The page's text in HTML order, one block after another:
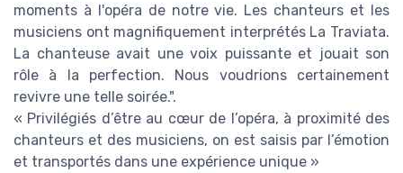
moments à l'opéra de notre vie. Les chanteurs et les
musiciens ont magnifiquement interprétés La Traviata.
La chanteuse avait une voix puissante et jouait son
rôle à la perfection. Nous voudrions certainement
revivre une telle soirée.".
« Privilégiés d’être au cœur de l’opéra, à proximité des
chanteurs et des musiciens, on est saisis par l’émotion
et transportés dans une expérience unique »